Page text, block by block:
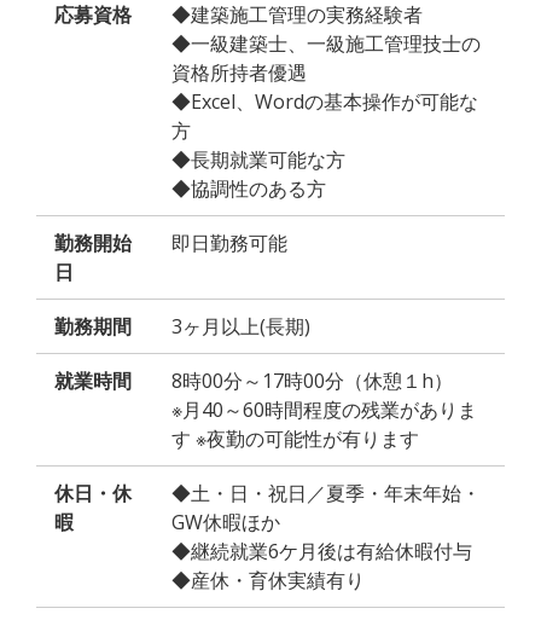
応募資格
◆建築施工管理の実務経験者
◆一級建築士、一級施工管理技士の
資格所持者優遇
◆Excel、Wordの基本操作が可能な
方
◆長期就業可能な方
◆協調性のある方
勤務開始
日
即日勤務可能
勤務期間 3ヶ月以上(長期)
就業時間
8時00分～17時00分（休憩１h）
※月40～60時間程度の残業がありま
す ※夜勤の可能性が有ります
休日・休
暇
◆土・日・祝日／夏季・年末年始・
GW休暇ほか
◆継続就業6ケ月後は有給休暇付与
◆産休・育休実績有り